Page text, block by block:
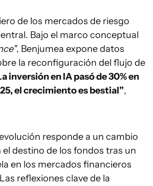
de los mercados de riesgo
Bajo el marco conceptual
, Benjumea expone datos
la reconfiguración del flujo de
inversión en IA pasó de 30% en
el crecimiento es bestial”,
responde a un cambio
destino de los fondos tras un
en los mercados financieros
reflexiones clave de la